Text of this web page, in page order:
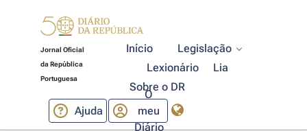
Jornal Oficial
da República
Portuguesa
Início
Legislação
Lexionário
Lia
Sobre o DR
Ajuda
O
meu
Diário